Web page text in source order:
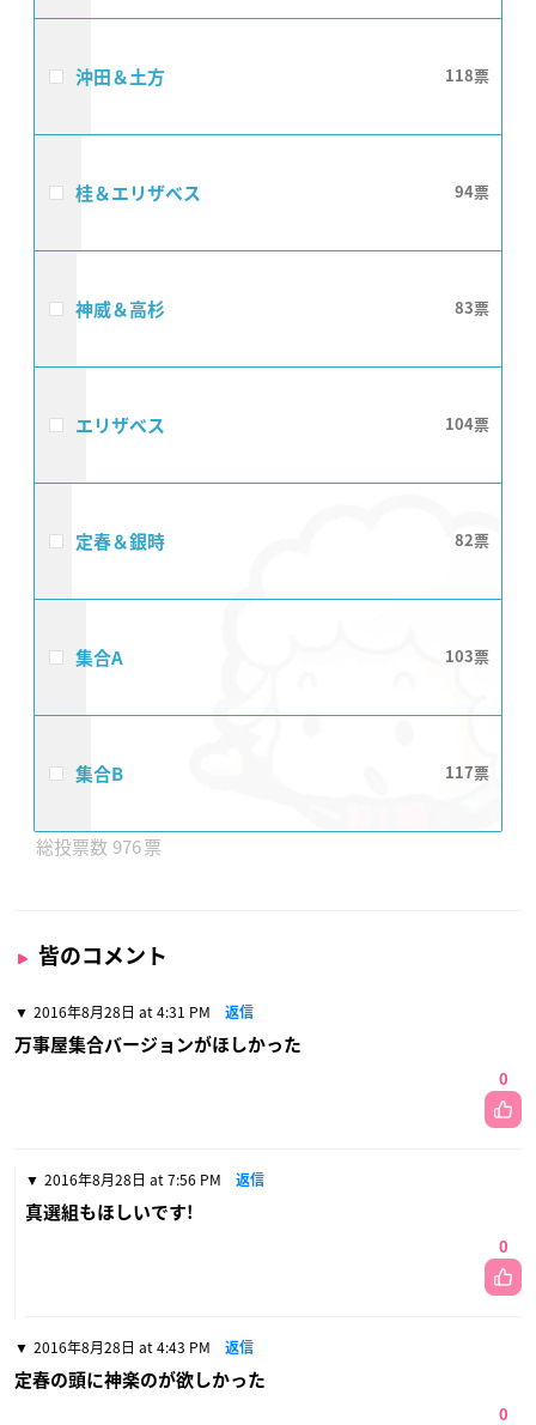
沖田＆土方 118
桂＆エリザベス 94
神威＆高杉 83
エリザベス 104
定春＆銀時 82
集合A 103
集合B 117
976
皆のコメント
2016年8月28日 at 4:31 PM 返信
万事屋集合バージョンがほしかった
0
2016年8月28日 at 7:56 PM 返信
真選組もほしいです!
0
2016年8月28日 at 4:43 PM 返信
定春の頭に神楽のが欲しかった
0